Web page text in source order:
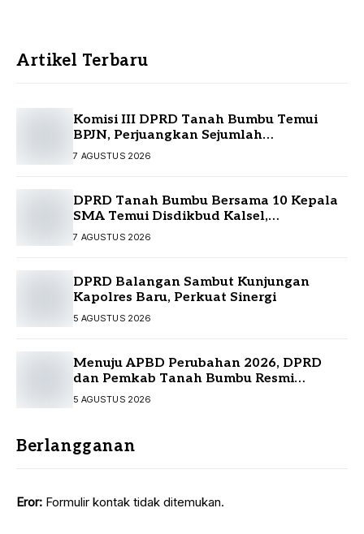
Artikel Terbaru
Komisi III DPRD Tanah Bumbu Temui
BPJN, Perjuangkan Sejumlah
Infrastruktur Strategis
7 AGUSTUS 2026
DPRD Tanah Bumbu Bersama 10 Kepala
SMA Temui Disdikbud Kalsel,
Perjuangkan Kebutuhan Guru dan
7 AGUSTUS 2026
DPRD Balangan Sambut Kunjungan
Kapolres Baru, Perkuat Sinergi
5 AGUSTUS 2026
Menuju APBD Perubahan 2026, DPRD
dan Pemkab Tanah Bumbu Resmi
Sepakati KUA-PPAS
5 AGUSTUS 2026
Berlangganan
Eror: Formulir kontak tidak ditemukan.